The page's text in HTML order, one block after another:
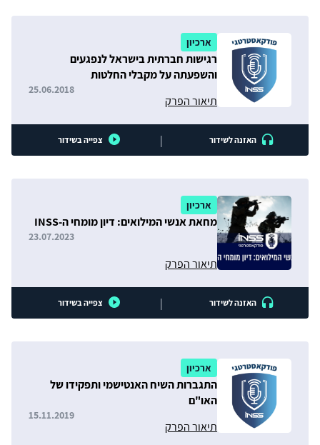
ארכיון
רגישות חברתית בישראל לנפגעים
והשפעתה על מקבלי החלטות
תיאור הפרק
25.06.2018
האזנה לשידור | צפייה בשידור
ארכיון
מחאת אנשי המילואים: דיון מומחי ה-INSS
תיאור הפרק
23.07.2023
האזנה לשידור | צפייה בשידור
ארכיון
התגברות השיח האנטישמי ותפקידו של
האו"ם
תיאור הפרק
15.11.2019